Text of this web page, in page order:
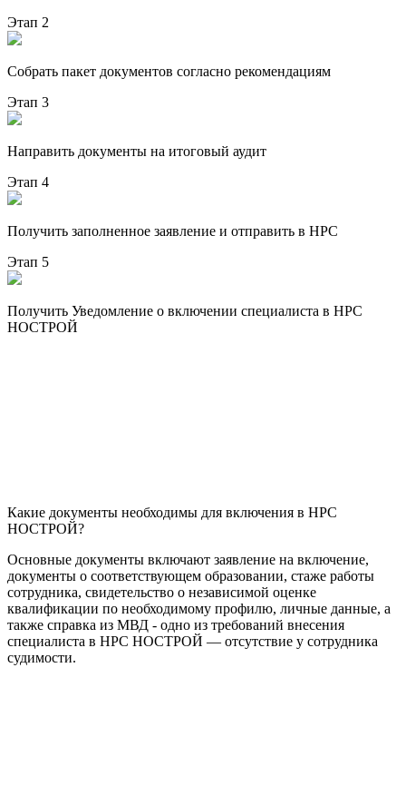
Этап 2
Собрать пакет документов согласно рекомендациям
Этап 3
Направить документы на итоговый аудит
Этап 4
Получить заполненное заявление и отправить в НРС
Этап 5
Получить Уведомление о включении специалиста в НРС
НОСТРОЙ
Какие документы необходимы для включения в НРС
НОСТРОЙ?
Основные документы включают заявление на включение,
документы о соответствующем образовании, стаже работы
сотрудника, свидетельство о независимой оценке
квалификации по необходимому профилю, личные данные, а
также справка из МВД - одно из требований внесения
специалиста в НРС НОСТРОЙ — отсутствие у сотрудника
судимости.